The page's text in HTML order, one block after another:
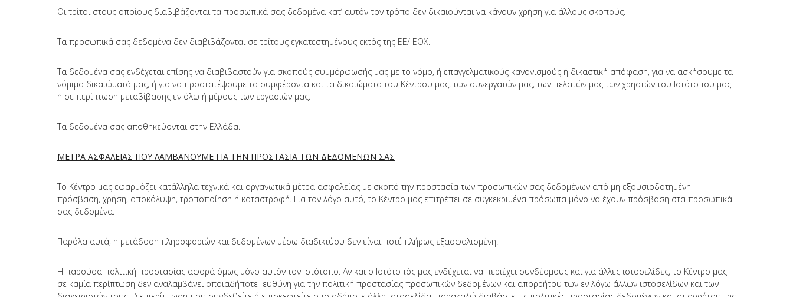
Οι τρίτοι στους οποίους διαβιβάζονται τα προσωπικά σας δεδομένα κατ’ αυτόν τον τρόπο δεν δικαιούνται να κάνουν χρήση για άλλους σκοπούς.
Τα προσωπικά σας δεδομένα δεν διαβιβάζονται σε τρίτους εγκατεστημένους εκτός της ΕΕ/ ΕΟΧ.
Τα δεδομένα σας ενδέχεται επίσης να διαβιβαστούν για σκοπούς συμμόρφωσής μας με το νόμο, ή επαγγελματικούς κανονισμούς ή δικαστική απόφαση, για να ασκήσουμε τα
νόμιμα δικαιώματά μας, ή για να προστατέψουμε τα συμφέροντα και τα δικαιώματα του Κέντρου μας, των συνεργατών μας, των πελατών μας των χρηστών του Ιστότοπου μας
ή σε περίπτωση μεταβίβασης εν όλω ή μέρους των εργασιών μας.
Τα δεδομένα σας αποθηκεύονται στην Ελλάδα.
ΜΕΤΡΑ ΑΣΦΑΛΕΙΑΣ ΠΟΥ ΛΑΜΒΑΝΟΥΜΕ ΓΙΑ ΤΗΝ ΠΡΟΣΤΑΣΙΑ ΤΩΝ ΔΕΔΟΜΕΝΩΝ ΣΑΣ
Το Κέντρο μας εφαρμόζει κατάλληλα τεχνικά και οργανωτικά μέτρα ασφαλείας με σκοπό την προστασία των προσωπικών σας δεδομένων από μη εξουσιοδοτημένη
πρόσβαση, χρήση, αποκάλυψη, τροποποίηση ή καταστροφή. Για τον λόγο αυτό, το Κέντρο μας επιτρέπει σε συγκεκριμένα πρόσωπα μόνο να έχουν πρόσβαση στα προσωπικά
σας δεδομένα.
Παρόλα αυτά, η μετάδοση πληροφοριών και δεδομένων μέσω διαδικτύου δεν είναι ποτέ πλήρως εξασφαλισμένη.
Η παρούσα πολιτική προστασίας αφορά όμως μόνο αυτόν τον Ιστότοπο. Αν και ο Ιστότοπός μας ενδέχεται να περιέχει συνδέσμους και για άλλες ιστοσελίδες, το Κέντρο μας
σε καμία περίπτωση δεν αναλαμβάνει οποιαδήποτε ευθύνη για την πολιτική προστασίας προσωπικών δεδομένων και απορρήτου των εν λόγω άλλων ιστοσελίδων και των